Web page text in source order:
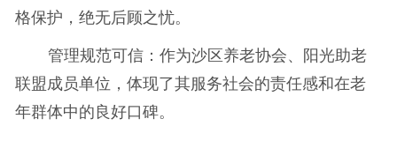
格保护，绝无后顾之忧。
管理规范可信：作为沙区养老协会、阳光助老
联盟成员单位，体现了其服务社会的责任感和在老
年群体中的良好口碑。